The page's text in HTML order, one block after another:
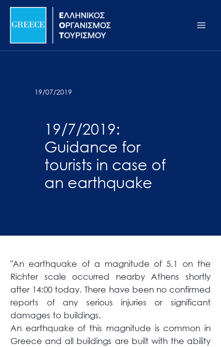
Σημείωση:
ιστότοπος
προσβασιμότητας.
Μετάβαση
περιεχόμενο
19/07/2019
19/7/2019:
Guidance for
tourists in case of
an earthquake
"An earthquake of a magnitude of 5.1 on the
Richter scale occurred nearby Athens shortly
after 14:00 today. There have been no confirmed
reports of any serious injuries or significant
damages to buildings.
An earthquake of this magnitude is common in
Greece and all buildings are built with the ability